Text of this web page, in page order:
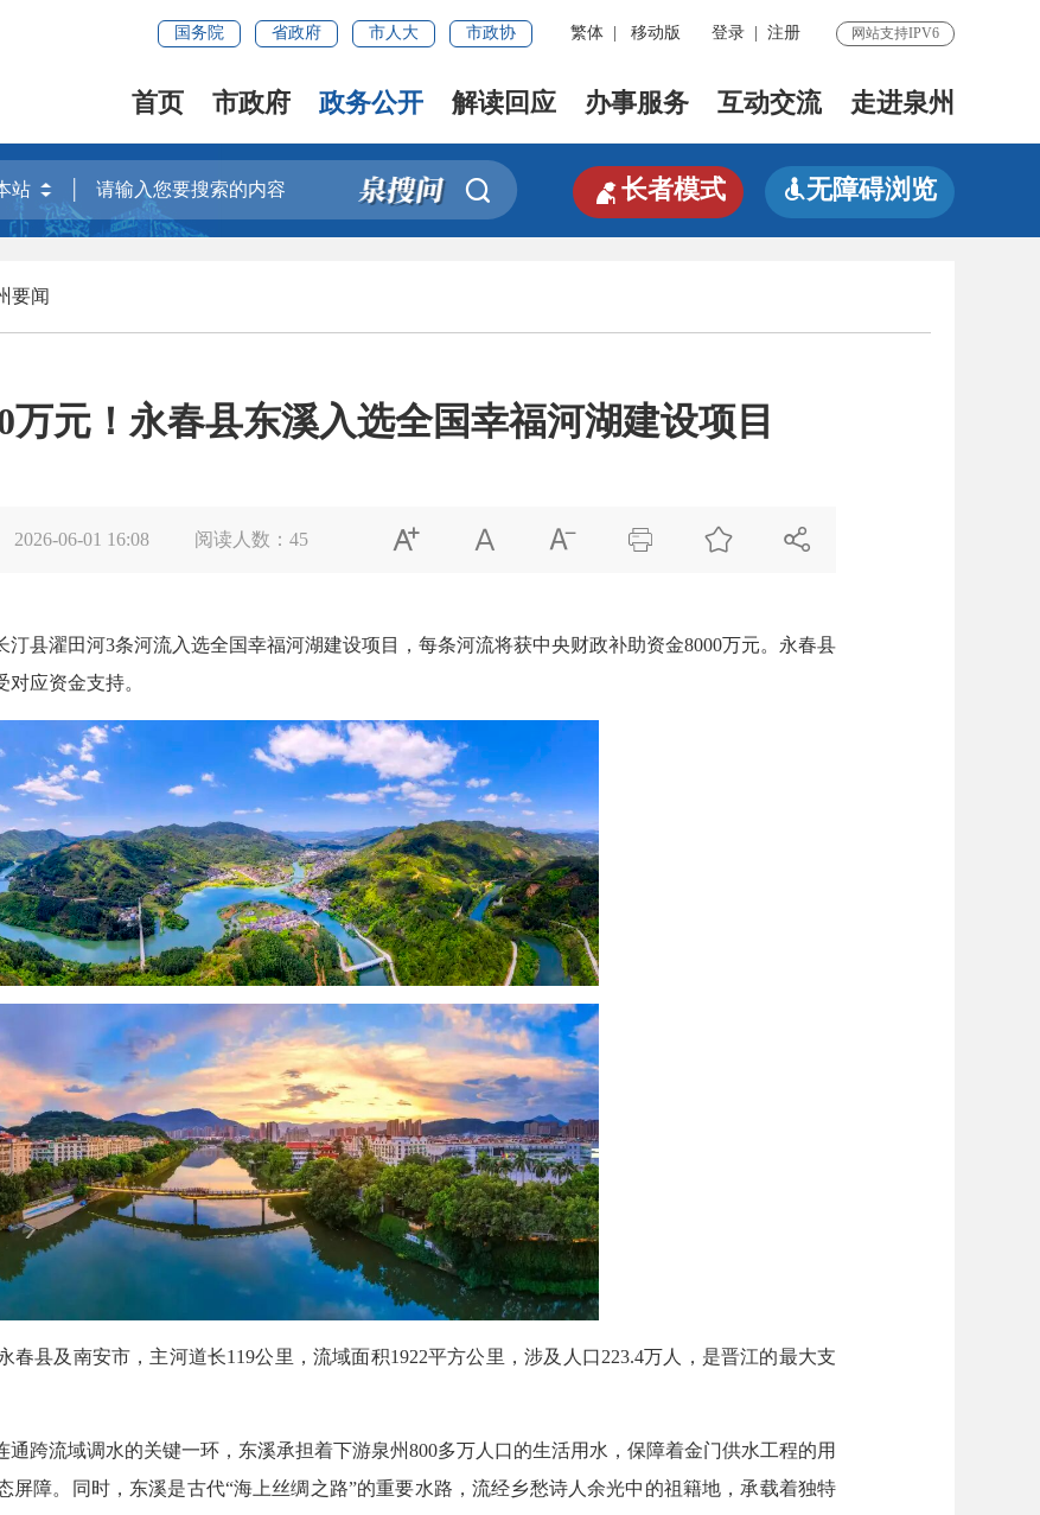
国务院 省政府 市人大 市政协 繁体 移动版 登录 注册 网站支持IPV6
首页 市政府 政务公开 解读回应 办事服务 互动交流 走进泉州
 长者模式 无障碍浏览
要闻
万元！永春县东溪入选全国幸福河湖建设项目
2026-06-01 16:08 阅读人数： 45      
濯田河3条河流入选全国幸福河湖建设项目，每条河流将获中央财政补助资金8000万元。永春县
应资金支持。
及南安市，主河道长119公里，流域面积1922平方公里，涉及人口223.4万人，是晋江的最大支
流域调水的关键一环，东溪承担着下游泉州800多万人口的生活用水，保障着金门供水工程的用
屏障。同时，东溪是古代“海上丝绸之路”的重要水路，流经乡愁诗人余光中的祖籍地，承载着独特